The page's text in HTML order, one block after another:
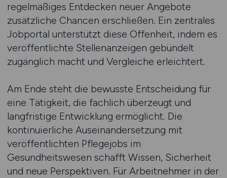
regelmäßiges Entdecken neuer Angebote
zusätzliche Chancen erschließen. Ein zentrales
Jobportal unterstützt diese Offenheit, indem es
veröffentlichte Stellenanzeigen gebündelt
zugänglich macht und Vergleiche erleichtert.
Am Ende steht die bewusste Entscheidung für
eine Tätigkeit, die fachlich überzeugt und
langfristige Entwicklung ermöglicht. Die
kontinuierliche Auseinandersetzung mit
veröffentlichten Pflegejobs im
Gesundheitswesen schafft Wissen, Sicherheit
und neue Perspektiven. Für Arbeitnehmer in der